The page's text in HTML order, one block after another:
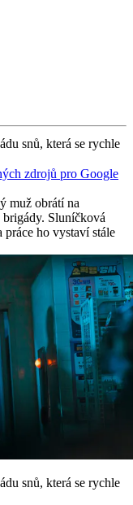
snů, která se rychle
zdrojů pro Google
muž obrátí na
Sluníčková
práce ho vystaví stále
snů, která se rychle